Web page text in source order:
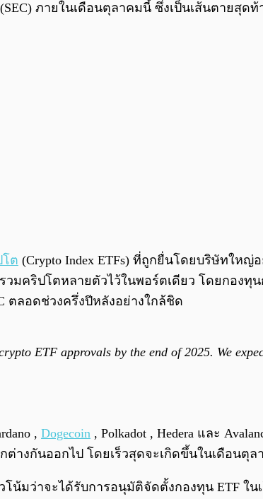
ภายในเดือนตุลาคมนี้ ซึ่งเป็นเส้นตายสุด
โต (Crypto Index ETFs) ที่ถูกยื่นโดยบริษัทใหญ่อ
วมคริปโตหลายตัวไว้ในพอร์ตเดียว โดยกองทุ
ตลอดช่วงครึ่งปีหลังอย่างใกล้ชิด
ETF approvals by the end of 2025. We
, Dogecoin , Polkadot , Hedera และ
างกันออกไป โดยเร็วสุดจะเกิดขึ้นในเดือนตุ
น้มว่าจะได้รับการอนุมัติจัดตั้งกองทุน ETF ใน